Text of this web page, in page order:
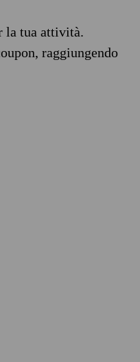
la tua attività.
raggiungendo